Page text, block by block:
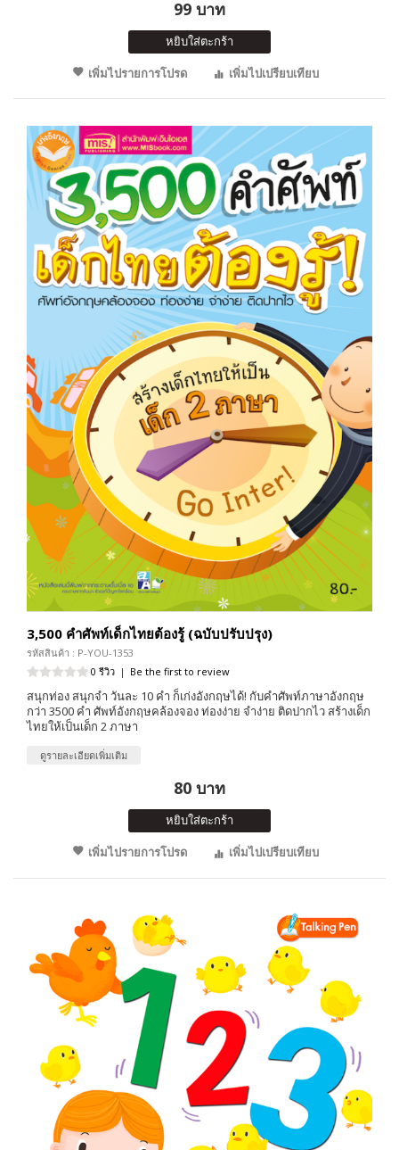
99 บาท
หยิบใส่ตะกร้า
เพิ่มไปรายการโปรด
เพิ่มไปเปรียบเทียบ
3,500 คำศัพท์เด็กไทยต้องรู้ (ฉบับปรับปรุง)
รหัสสินค้า : P-YOU-1353
0 รีวิว | Be the first to review
สนุกท่อง สนุกจำ วันละ 10 คำ ก็เก่งอังกฤษได้! กับคำศัพท์ภาษาอังกฤษ
กว่า 3500 คำ ศัพท์อังกฤษคล้องจอง ท่องง่าย จำง่าย ติดปากไว สร้างเด็ก
ไทยให้เป็นเด็ก 2 ภาษา
ดูรายละเอียดเพิ่มเติม
80 บาท
หยิบใส่ตะกร้า
เพิ่มไปรายการโปรด
เพิ่มไปเปรียบเทียบ